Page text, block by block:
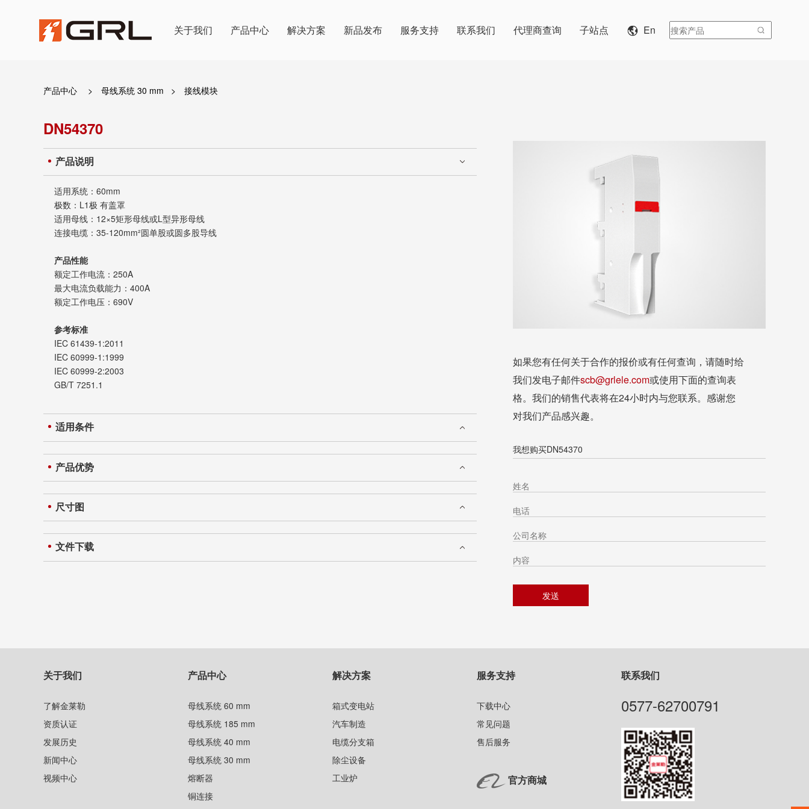
关于我们 产品中心 解决方案 新品发布 服务支持 联系我们 代理商查询 子站点 En
产品中心 > 母线系统 30 mm > 接线模块
DN54370
产品说明
适用系统：60mm
极数：L1极 有盖罩
适用母线： 12×5矩形母线或L型异形母线
连接电缆：35-120mm²圆单股或圆多股导线
产品性能
额定工作电流：250A
最大电流负载能力：400A
额定工作电压：690V
参考标准
IEC 61439-1:2011
IEC 60999-1:1999
IEC 60999-2:2003
GB/T 7251.1
适用条件
产品优势
尺寸图
文件下载
如果您有任何关于合作的报价或有任何查询，请随时给
我们发电子邮件scb@grlele.com或使用下面的查询表
格。我们的销售代表将在24小时内与您联系。感谢您
对我们产品感兴趣。
我想购买DN54370
关于我们
了解金莱勒
资质认证
发展历史
新闻中心
视频中心
产品中心
母线系统 60 mm
母线系统 185 mm
母线系统 40 mm
母线系统 30 mm
熔断器
铜连接
解决方案
箱式变电站
汽车制造
电缆分支箱
除尘设备
工业炉
服务支持
下载中心
常见问题
售后服务
官方商城
联系我们
0577-62700791